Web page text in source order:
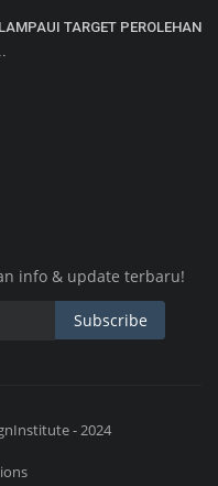
TARGET PEROLEHAN
info & update terbaru!
Subscribe
- 2024